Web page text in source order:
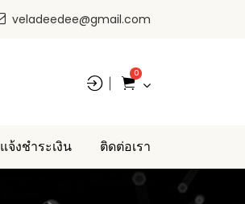
veladeedee@gmail.com
0
แจ้งชำระเงิน ติดต่อเรา